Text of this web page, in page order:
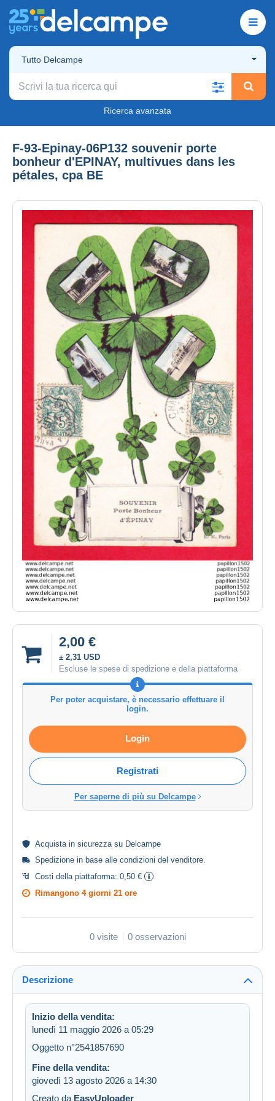
Tutto Delcampe
Ricerca avanzata
F-93-Epinay-06P132 souvenir porte
bonheur d'EPINAY, multivues dans les
pétales, cpa BE
2,00 €
± 2,31 USD
Escluse le spese di spedizione e della piattaforma
Per poter acquistare, è necessario effettuare il
login.
Login
Registrati
Per saperne di più su Delcampe
Acquista in sicurezzasu Delcampe
Spedizione in base alle condizioni del venditore.
Costi della piattaforma: 0,50 €
Rimangono 4 giorni 21 ore
0 visite 0 osservazioni
Descrizione
Inizio della vendita:
lunedì 11 maggio 2026 a 05:29
Oggetto n°2541857690
Fine della vendita:
giovedì 13 agosto 2026 a 14:30
Creato da EasyUploader